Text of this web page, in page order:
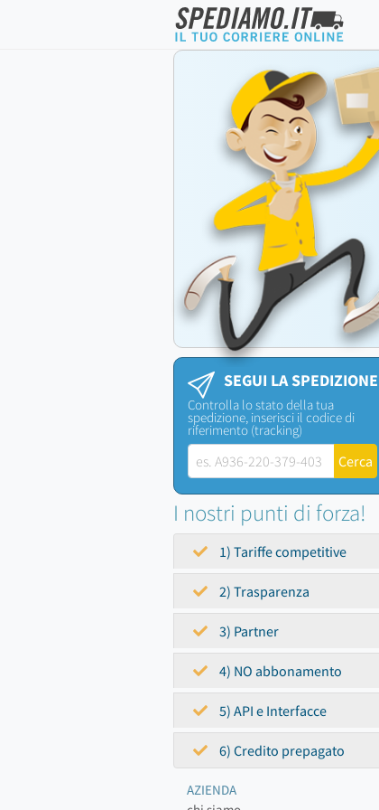
SEGUI LA SPEDIZIONE
Controlla lo stato della tua
spedizione, inserisci il codice di
riferimento (tracking)
I nostri punti di forza!
1) Tariffe competitive
2) Trasparenza
3) Partner
4) NO abbonamento
5) API e Interfacce
6) Credito prepagato
AZIENDA